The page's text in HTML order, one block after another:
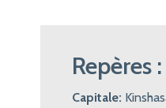
Repères :
Capitale: